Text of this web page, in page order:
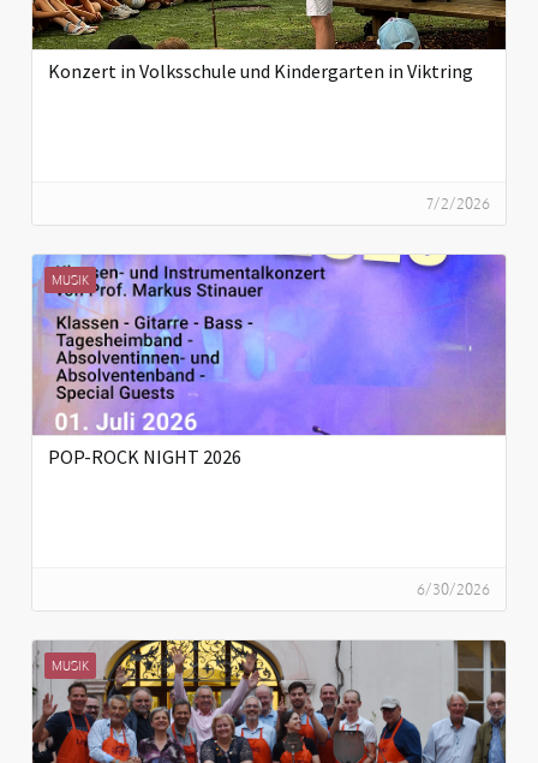
Konzert in Volksschule und Kindergarten in Viktring
7/2/2026
MUSIK
POP-ROCK NIGHT 2026
6/30/2026
MUSIK